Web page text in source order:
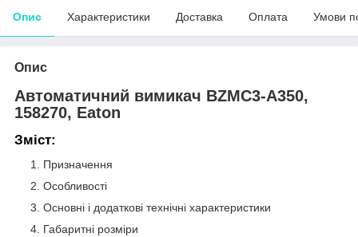
Опис Характеристики Доставка Оплата Умови
Опис
Автоматичний вимикач BZMC3-A350,
158270, Eaton
Зміст:
Призначення
Особливості
Основні і додаткові технічні характеристики
Габаритні розміри